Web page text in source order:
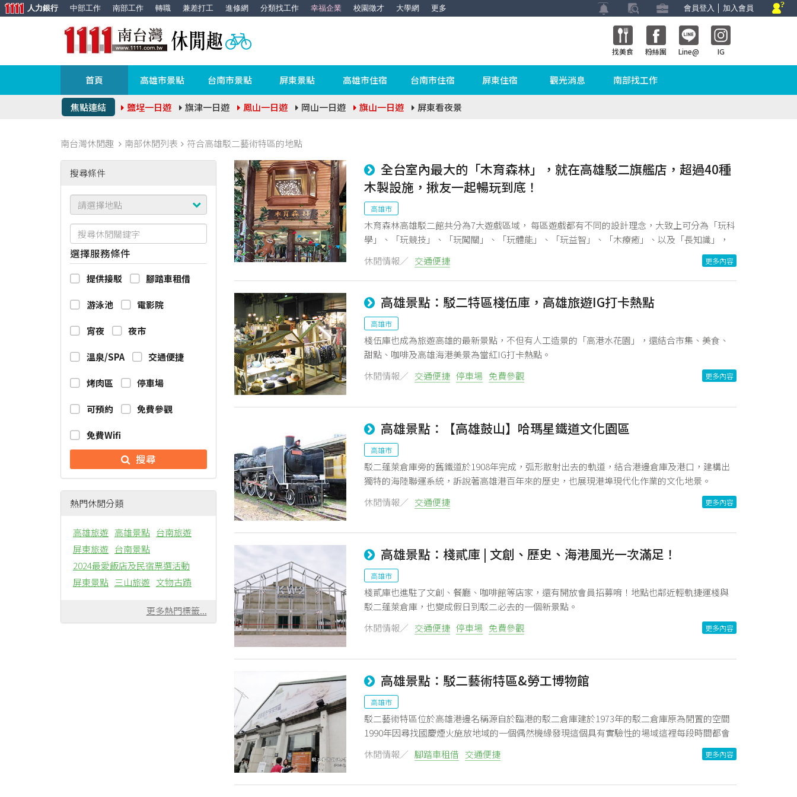
會員登入 加入會員
人力銀行 中部工作 南部工作 轉職 兼差打工 進修網 分類找工作 幸福企業 校園徵才 大學網 更多
找美食 粉絲團 Line@ IG
首頁 高雄市景點 台南市景點 屏東景點 高雄市住宿 台南市住宿 屏東住宿 觀光消息 南部找工作
焦點連結 鹽埕一日遊 旗津一日遊 鳳山一日遊 岡山一日遊 旗山一日遊 屏東看夜景
南台灣休閒趣 南部休閒列表 符合高雄駁二藝術特區的地點
搜尋條件
選擇服務條件
提供接駁 腳踏車租借
游泳池 電影院
宵夜 夜市
溫泉/SPA 交通便捷
烤肉區 停車場
可預約 免費參觀
免費Wifi
搜尋
熱門休閒分類
高雄旅遊 高雄景點 台南旅遊
屏東旅遊 台南景點
2024最愛飯店及民宿票選活動
屏東景點 三山旅遊 文物古蹟
更多熱門標籤...
全台室內最大的「木育森林」，就在高雄駁二旗艦店，超過40種
木製設施，揪友一起暢玩到底！
高雄市
木育森林高雄駁二館共分為7大遊戲區域， 每區遊戲都有不同的設計理念，大致上可分為「玩科
學」、「玩競技」、「玩闖關」、「玩體能」、「玩益智」、「木療癒」、以及「長知識」，
休閒情報／ 交通便捷 更多內容
高雄景點：駁二特區棧伍庫，高雄旅遊IG打卡熱點
高雄市
棧伍庫也成為旅遊高雄的最新景點，不但有人工造景的「高港水花園」，還結合市集、美食、
甜點、咖啡及高雄海港美景為當紅IG打卡熱點。
休閒情報／ 交通便捷 停車場 免費參觀 更多內容
高雄景點：【高雄鼓山】哈瑪星鐵道文化園區
高雄市
駁二蓬萊倉庫旁的舊鐵道於1908年完成，弧形散射出去的軌道，結合港邊倉庫及港口，建構出
獨特的海陸聯運系統，訴說著高雄港百年來的歷史，也展現港埠現代化作業的文化地景。
休閒情報／ 交通便捷 更多內容
高雄景點：棧貳庫 | 文創、歷史、海港風光一次滿足！
高雄市
棧貳庫也進駐了文創、餐廳、咖啡館等店家，還有開放會員招募唷！地點也鄰近輕軌捷運棧與
駁二蓬萊倉庫，也變成假日到駁二必去的一個新景點。
休閒情報／ 交通便捷 停車場 免費參觀 更多內容
高雄景點：駁二藝術特區&勞工博物館
高雄市
駁二藝術特區位於高雄港邊名稱源自於臨港的駁二倉庫建於1973年的駁二倉庫原為閒置的空間
1990年因尋找國慶煙火施放地域的一個偶然機緣發現這個具有實驗性的場域這裡每段時間都會
有不同的展覽這次參觀的展覽主題為"走進城市的未來序曲" 高雄的三大公共建築案輕揭高雄這座
城市的未來藍圖揭開城市的未來序曲標示空間、時間讓我們感覺到一股城市蓄積待發的文化能
休閒情報／ 腳踏車租借 交通便捷 更多內容